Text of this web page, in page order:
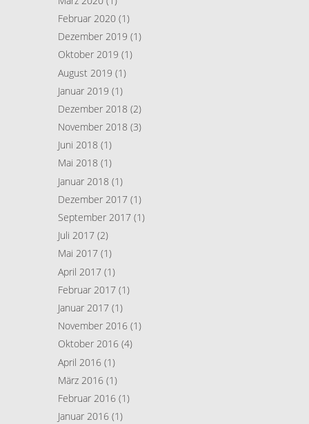
Februar 2020 (1)
Dezember 2019 (1)
Oktober 2019 (1)
August 2019 (1)
Januar 2019 (1)
Dezember 2018 (2)
November 2018 (3)
Juni 2018 (1)
Mai 2018 (1)
Januar 2018 (1)
Dezember 2017 (1)
September 2017 (1)
Juli 2017 (2)
Mai 2017 (1)
April 2017 (1)
Februar 2017 (1)
Januar 2017 (1)
November 2016 (1)
Oktober 2016 (4)
April 2016 (1)
März 2016 (1)
Februar 2016 (1)
Januar 2016 (1)